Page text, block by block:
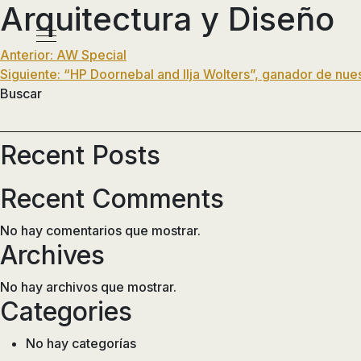
Pasar
al
contenido
Menú
principal
Arquitectura y Diseño
Navegación
de
Anterior: AW Special
Siguiente: “HP Doornebal and Ilja Wolters”, ganador de
Buscar
Recent Posts
Recent Comments
No hay comentarios que mostrar.
Archives
No hay archivos que mostrar.
Categories
No hay categorías